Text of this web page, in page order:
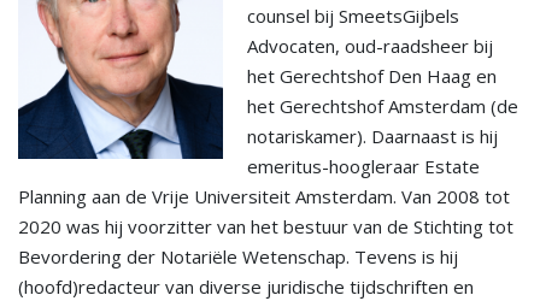
counsel bij SmeetsGijbels
Advocaten, oud-raadsheer bij
het Gerechtshof Den Haag en
het Gerechtshof Amsterdam (de
notariskamer). Daarnaast is hij
emeritus-hoogleraar Estate
Planning aan de Vrije Universiteit Amsterdam. Van 2008 tot
2020 was hij voorzitter van het bestuur van de Stichting tot
Bevordering der Notariële Wetenschap. Tevens is hij
(hoofd)redacteur van diverse juridische tijdschriften en